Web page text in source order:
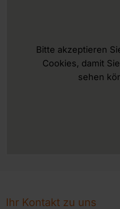
Bitte akzeptieren
Cookies, damit
sehen
Ihr Kontakt zu uns